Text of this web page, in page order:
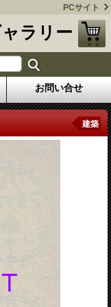
PCサイト
ラリー
お問い合せ
建築